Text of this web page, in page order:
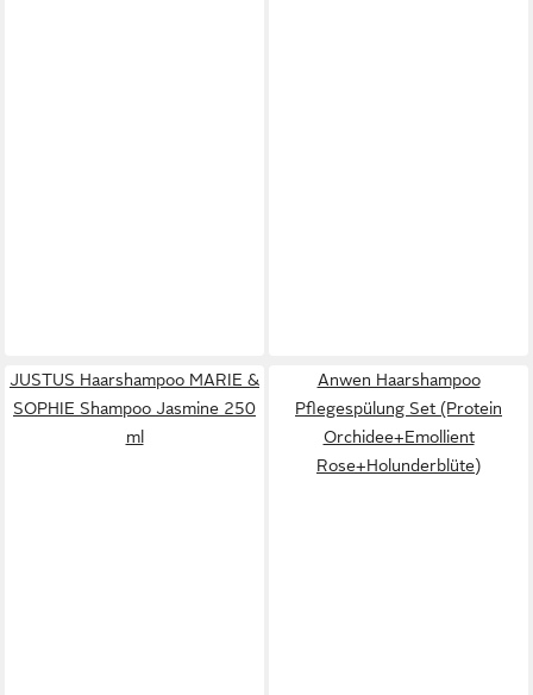
JUSTUS Haarshampoo MARIE &
SOPHIE Shampoo Jasmine 250
ml
Anwen Haarshampoo
Pflegespülung Set (Protein
Orchidee+Emollient
Rose+Holunderblüte)